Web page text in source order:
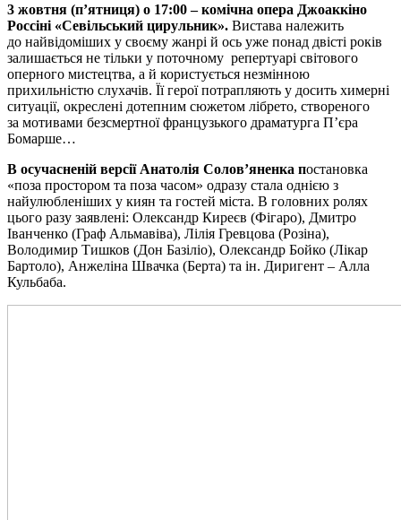
3 жовтня (п’ятниця) о 17:00– комічна опера Джоаккіно
Россіні «Севільський цирульник». Вистава належить
до найвідоміших у своєму жанрі й ось уже понад двісті років
залишається не тільки у поточному репертуарі світового
оперного мистецтва, а й користується незмінною
прихильністю слухачів. Її герої потрапляють у досить химерні
ситуації, окреслені дотепним сюжетом лібрето, створеного
за мотивами безсмертної французького драматурга П’єра
Бомарше…
В осучасненій версії Анатолія Солов’яненка постановка
«поза простором та поза часом» одразу стала однією з
найулюбленіших у киян та гостей міста. В головних ролях
цього разу заявлені: Олександр Киреєв (Фігаро), Дмитро
Іванченко (Граф Альмавіва), Лілія Гревцова (Розіна),
Володимир Тишков (Дон Базіліо), Олександр Бойко (Лікар
Бартоло), Анжеліна Швачка (Берта) та ін. Диригент – Алла
Кульбаба.